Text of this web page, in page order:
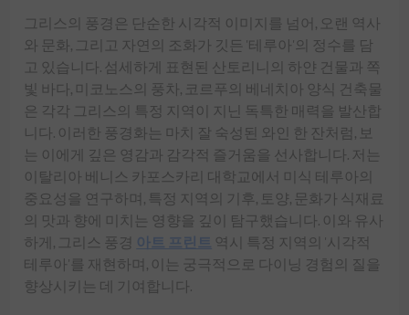
그리스의 풍경은 단순한 시각적 이미지를 넘어, 오랜 역사
와 문화, 그리고 자연의 조화가 깃든 '테루아'의 정수를 담
고 있습니다. 섬세하게 표현된 산토리니의 하얀 건물과 쪽
빛 바다, 미코노스의 풍차, 코르푸의 베네치아 양식 건축물
은 각각 그리스의 특정 지역이 지닌 독특한 매력을 발산합
니다. 이러한 풍경화는 마치 잘 숙성된 와인 한 잔처럼, 보
는 이에게 깊은 영감과 감각적 즐거움을 선사합니다. 저는
이탈리아 베니스 카포스카리 대학교에서 미식 테루아의
중요성을 연구하며, 특정 지역의 기후, 토양, 문화가 식재료
의 맛과 향에 미치는 영향을 깊이 탐구했습니다. 이와 유사
하게, 그리스 풍경 아트 프린트 역시 특정 지역의 '시각적
테루아'를 재현하며, 이는 궁극적으로 다이닝 경험의 질을
향상시키는 데 기여합니다.